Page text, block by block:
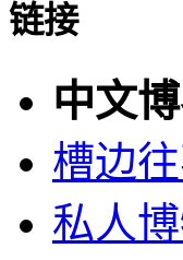
链接
中文
槽边
私人